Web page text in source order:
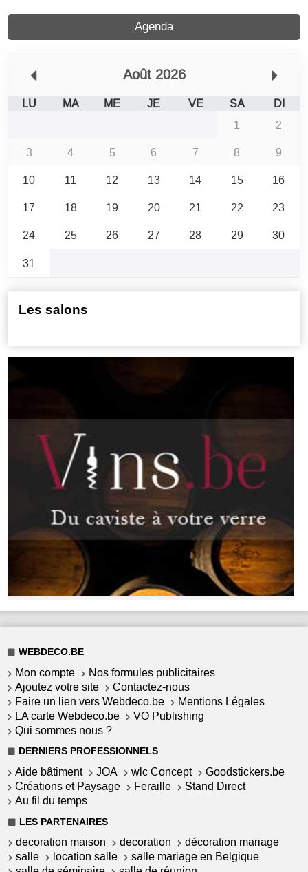
Agenda
Août 2026
LU MA ME JE VE SA
DI
1
2
3
4 5 6 7 8
9
10
11 12 13 14 15
16
17
18 19 20 21 22
23
24
25 26 27 28 29
30
31
Les salons
WEBDECO.BE
Mon compte
Nos formules publicitaires
Ajoutez votre site
Contactez-nous
Faire un lien vers Webdeco.be
Mentions Légales
LA carte Webdeco.be
VO Publishing
Qui sommes nous ?
DERNIERS PROFESSIONNELS
Aide bâtiment JOA wlc Concept
Goodstickers.be
Créations et Paysage
Feraille
Stand Direct
Au fil du temps
LES PARTENAIRES
decoration maison decoration
décoration mariage
salle
location salle
salle mariage en Belgique